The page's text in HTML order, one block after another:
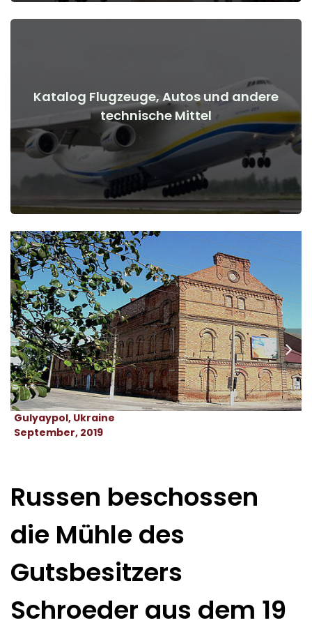
Katalog Flugzeuge, Autos und andere
technische Mittel
Flugzeuge, Autos, technische Mittel vor und nach
Kriegsbeginn
Details anzeigen
Gulyaypol, Ukraine
September, 2019
Russen beschossen
die Mühle des
Gutsbesitzers
Schroeder aus dem 19